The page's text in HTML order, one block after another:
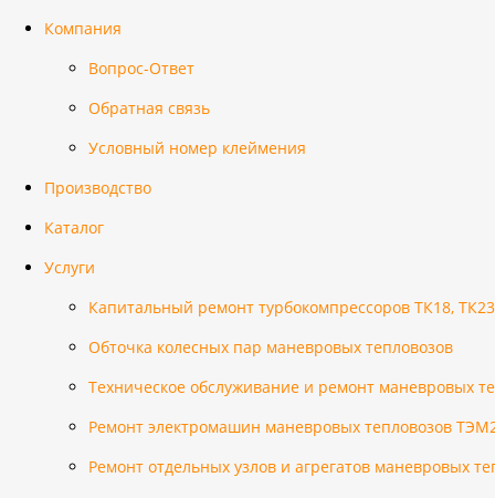
Компания
Вопрос-Ответ
Обратная связь
Условный номер клеймения
Производство
Каталог
Услуги
Капитальный ремонт турбокомпрессоров ТК18,
Обточка колесных пар маневровых тепловозов
Техническое обслуживание и ремонт маневровых
Ремонт электромашин маневровых тепловозов
Ремонт отдельных узлов и агрегатов маневровых